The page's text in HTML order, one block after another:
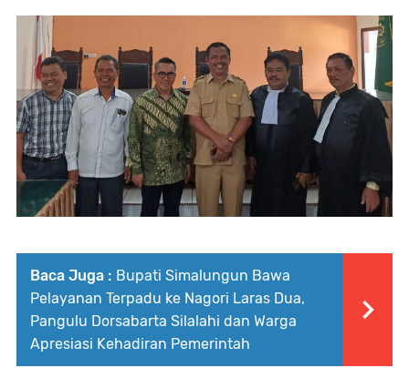
Baca Juga : Bupati Simalungun Bawa
Pelayanan Terpadu ke Nagori Laras Dua,
Pangulu Dorsabarta Silalahi dan Warga
Apresiasi Kehadiran Pemerintah